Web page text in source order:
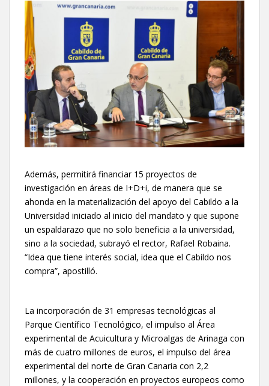
Además, permitirá financiar 15 proyectos de
investigación en áreas de I+D+i, de manera que se
ahonda en la materialización del apoyo del Cabildo a la
Universidad iniciado al inicio del mandato y que supone
un espaldarazo que no solo beneficia a la universidad,
sino a la sociedad, subrayó el rector, Rafael Robaina.
“Idea que tiene interés social, idea que el Cabildo nos
compra”, apostilló.
La incorporación de 31 empresas tecnológicas al
Parque Científico Tecnológico, el impulso al Área
experimental de Acuicultura y Microalgas de Arinaga con
más de cuatro millones de euros, el impulso del área
experimental del norte de Gran Canaria con 2,2
millones, y la cooperación en proyectos europeos como